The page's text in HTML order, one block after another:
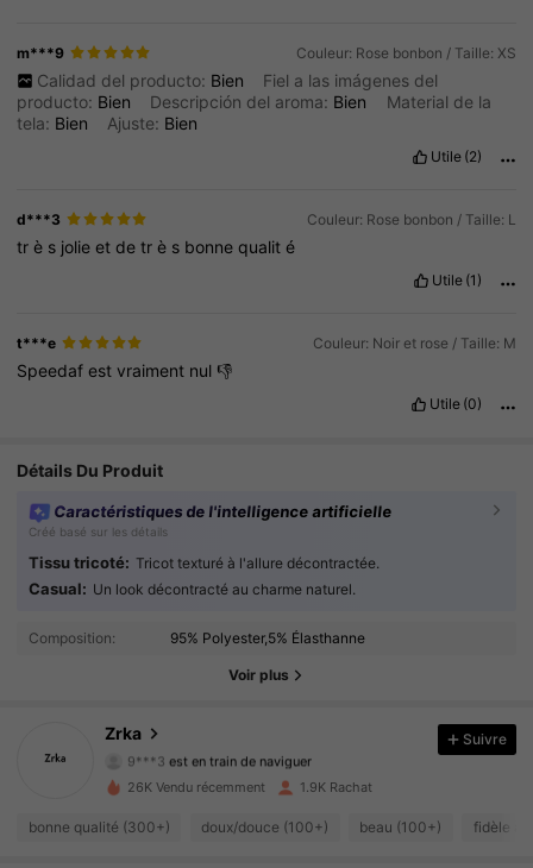
m***9 Couleur: Rose bonbon / Taille: XS
Calidad del producto: Bien
Fiel a las imágenes del
producto: Bien Descripción del aroma: Bien
Material de la
tela: Bien Ajuste: Bien
Utile (2)
d***3 Couleur: Rose bonbon / Taille: L
trè s jolieetdetrè s bonnequalité
Utile (1)
t***e Couleur: Noir et rose / Taille: M
Speedafestvraiment nul 👎
Utile (0)
Détails Du Produit
Caractéristiques de l'intelligence artificielle
Créé basé sur les détails
Tissu tricoté: Tricot texturé à l'allure décontractée.
Casual: Un look décontracté au charme naturel.
Composition: 95% Polyester,5% Élasthanne
Voir plus
Zrka
9***3 est en train de naviguer
4.81 1.2K Suiveurs
Suivre
26K Vendu récemment 1.9K Rachat
bonne qualité (300+) doux/douce (100+) beau (100+) fidèle à